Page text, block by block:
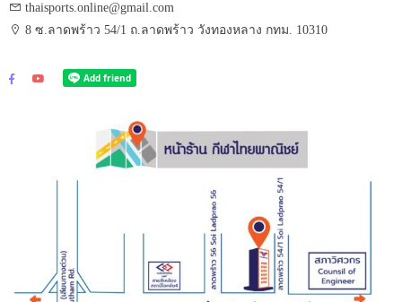
thaisports.online@gmail.com
8 ซ.ลาดพร้าว 54/1 ถ.ลาดพร้าว วังทองหลาง กทม. 10310